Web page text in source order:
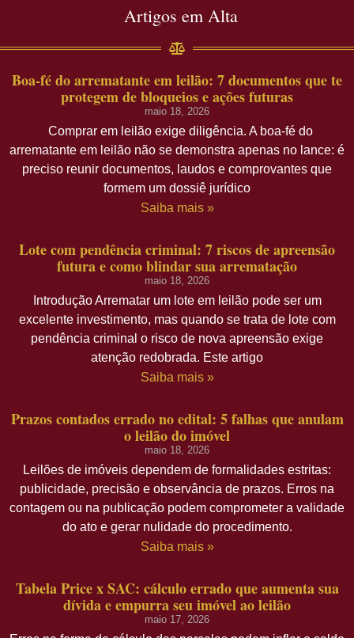
Artigos em Alta
Boa-fé do arrematante em leilão: 7 documentos que te
protegem de bloqueios e ações futuras
maio 18, 2026
Comprar em leilão exige diligência. A boa-fé do
arrematante em leilão não se demonstra apenas no lance: é
preciso reunir documentos, laudos e comprovantes que
formem um dossiê jurídico
Saiba mais »
Lote com pendência criminal: 7 riscos de apreensão
futura e como blindar sua arrematação
maio 18, 2026
Introdução Arrematar um lote em leilão pode ser um
excelente investimento, mas quando se trata de lote com
pendência criminal o risco de nova apreensão exige
atenção redobrada. Este artigo
Saiba mais »
Prazos contados errado no edital: 5 falhas que anulam
o leilão do imóvel
maio 18, 2026
Leilões de imóveis dependem de formalidades estritas:
publicidade, precisão e observância de prazos. Erros na
contagem ou na publicação podem comprometer a validade
do ato e gerar nulidade do procedimento.
Saiba mais »
Tabela Price x SAC: cálculo errado que aumenta sua
dívida e empurra seu imóvel ao leilão
maio 17, 2026